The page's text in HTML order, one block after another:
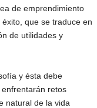
de emprendimiento
que se traduce en
de utilidades y
y ésta debe
retos
natural de la vida